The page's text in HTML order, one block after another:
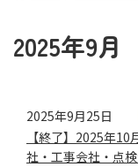
2025年9月
2025年9月25日
【終了】2025年
社・工事会社・点